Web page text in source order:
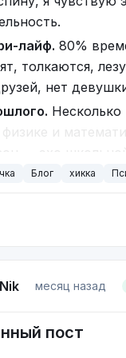
лайф. 80%
толкаются,
нет
физике и
Это малая часть
собака
«выёбываться» —
Блог хикка
месяц назад
пост